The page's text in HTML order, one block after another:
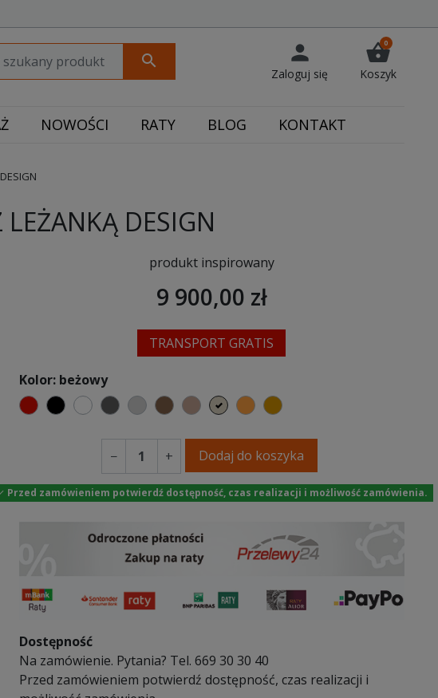
search person
Zaloguj się
shopping_basket
0
Koszyk
NOWOŚCI RATY BLOG KONTAKT
DESIGN
produkt inspirowany
9 900,00 zł
TRANSPORT GRATIS
Kolor: beżowy
czerwony
czarnybiałyciemno szary
jasnoszary
brązowyjasnobrązowy
beżowypomarańczowy
koniakowy
− + Dodaj do koszyka
Przed zamówieniem potwierdź dostępność, czas realizacji i możliwość zamówienia.
Dostępność
Na zamówienie. Pytania? Tel. 669 30 30 40
Przed zamówieniem potwierdź dostępność, czas realizacji i